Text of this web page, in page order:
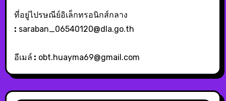
ที่อยู่ไปรษณีย์อิเล็กทรอนิกส์กลาง
: saraban_06540120@dla.go.th
อีเมล์ : obt.huayma69@gmail.com